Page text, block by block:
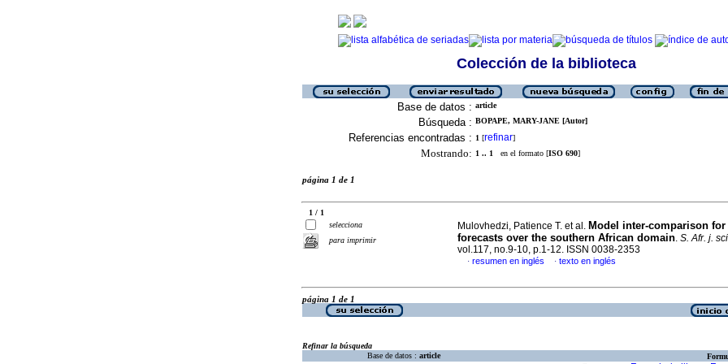
Colección de la biblioteca
Base de datos : article
Búsqueda : BOPAPE, MARY-JANE [Autor]
Referencias encontradas : 1 [refinar]
Mostrando: 1 .. 1 en el formato [ISO 690]
página 1 de 1
1 / 1
selecciona
para imprimir
Mulovhedzi, Patience T. et al. Model inter-comparison
forecasts over the southern African domain. S. Afr. j.
vol.117, no.9-10, p.1-12. ISSN 0038-2353
· resumen en inglés · texto en inglés
página 1 de 1
Refinar la búsqueda
Base de datos : article